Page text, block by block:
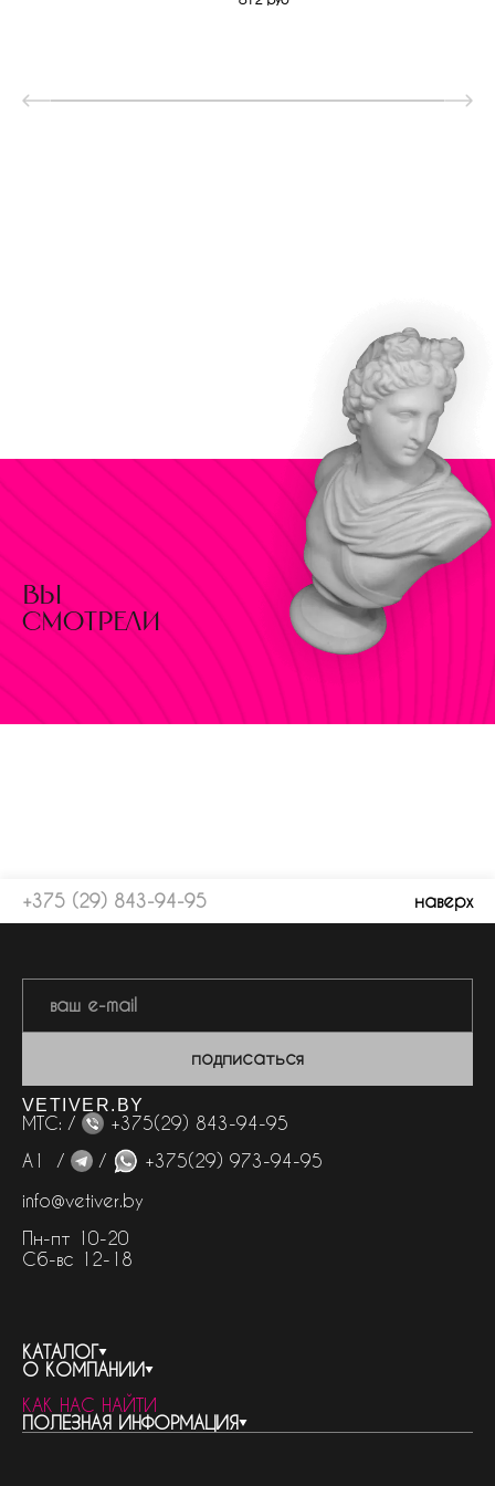
вы
смотрели
+375 (29) 843-94-95 наверх
подписаться
VETIVER.BY
МТС: /
+375(29) 843-94-95
А1 /
/
+375(29) 973-94-95
info@vetiver.by
Пн-пт 10-20
Сб-вс 12-18
КАТАЛОГ
весь каталог
бренды
женская парфюмерия
О КОМПАНИИ
контакты
о компании
КАК НАС НАЙТИ
ПОЛЕЗНАЯ ИНФОРМАЦИЯ